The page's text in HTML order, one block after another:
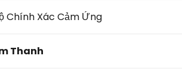
Chính Xác Cảm Ứng
Thanh